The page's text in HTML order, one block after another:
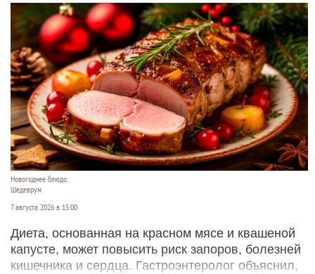
Новогоднее блюдо.
Шедеврум
7 августа 2026 в 15:00
Диета, основанная на красном мясе и квашеной
капусте, может повысить риск запоров, болезней
кишечника и сердца. Гастроэнтеролог объяснил,